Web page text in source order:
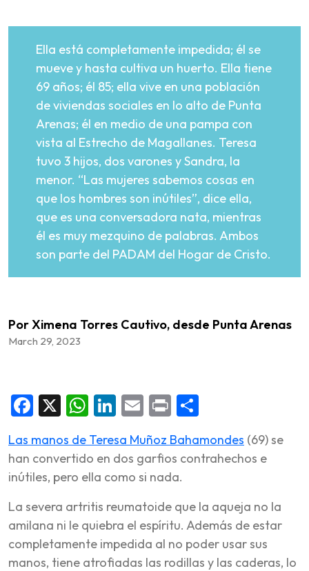
Ella está completamente impedida; él se
mueve y hasta cultiva un huerto. Ella tiene
69 años; él 85; ella vive en una población
de viviendas sociales en lo alto de Punta
Arenas; él en medio de una pampa con
vista al Estrecho de Magallanes. Teresa
tuvo 3 hijos, dos varones y Sandra, la
menor. “Las mujeres sabemos cosas en
que los hombres son inútiles”, dice ella,
que es una conversadora nata, mientras
él es muy mezquino de palabras. Ambos
son parte del PADAM del Hogar de Cristo.
Por Ximena Torres Cautivo, desde Punta Arenas
March 29, 2023
Facebook
X WhatsApp
LinkedIn
Email
Print
Las manos de Teresa Muñoz Bahamondes (69) se
han convertido en dos garfios contrahechos e
inútiles, pero ella como si nada.
La severa artritis reumatoide que la aqueja no la
amilana ni le quiebra el espíritu. Además de estar
completamente impedida al no poder usar sus
manos, tiene atrofiadas las rodillas y las caderas, lo